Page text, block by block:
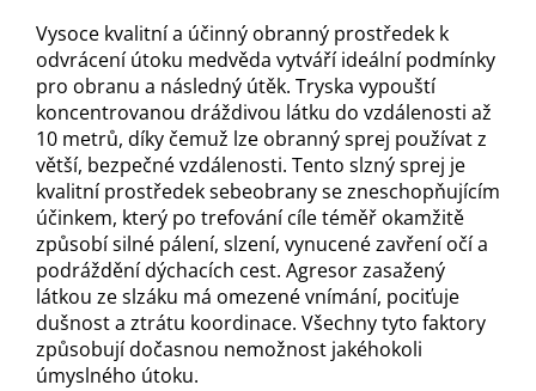
Vysoce kvalitní a účinný obranný prostředek k
odvrácení útoku medvěda vytváří ideální podmínky
pro obranu a následný útěk. Tryska vypouští
koncentrovanou dráždivou látku do vzdálenosti až
10 metrů, díky čemuž lze obranný sprej používat z
větší, bezpečné vzdálenosti. Tento slzný sprej je
kvalitní prostředek sebeobrany se zneschopňujícím
účinkem, který po trefování cíle téměř okamžitě
způsobí silné pálení, slzení, vynucené zavření očí a
podráždění dýchacích cest. Agresor zasažený
látkou ze slzáku má omezené vnímání, pociťuje
dušnost a ztrátu koordinace. Všechny tyto faktory
způsobují dočasnou nemožnost jakéhokoli
úmyslného útoku.